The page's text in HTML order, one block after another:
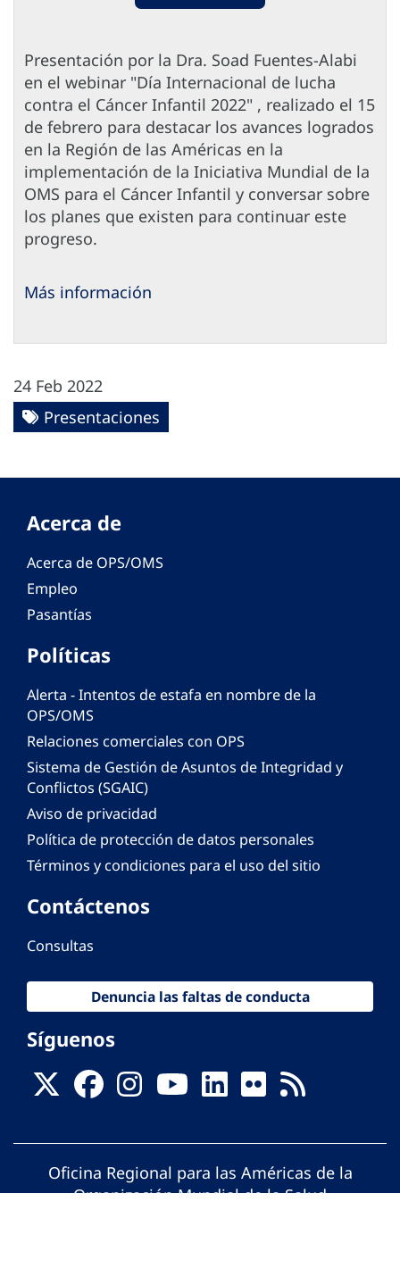
Presentación por la Dra. Soad Fuentes-Alabi
en el webinar "Día Internacional de lucha
contra el Cáncer Infantil 2022" , realizado el 15
de febrero para destacar los avances logrados
en la Región de las Américas en la
implementación de la Iniciativa Mundial de la
OMS para el Cáncer Infantil y conversar sobre
los planes que existen para continuar este
progreso.
Más información
24 Feb 2022
Presentaciones
Acerca de
Acerca de OPS/OMS
Empleo
Pasantías
Políticas
Alerta - Intentos de estafa en nombre de la
OPS/OMS
Relaciones comerciales con OPS
Sistema de Gestión de Asuntos de Integridad y
Conflictos (SGAIC)
Aviso de privacidad
Política de protección de datos personales
Términos y condiciones para el uso del sitio
Contáctenos
Consultas
Denuncia las faltas de conducta
Síguenos
Oficina Regional para las Américas de la
Organización Mundial de la Salud